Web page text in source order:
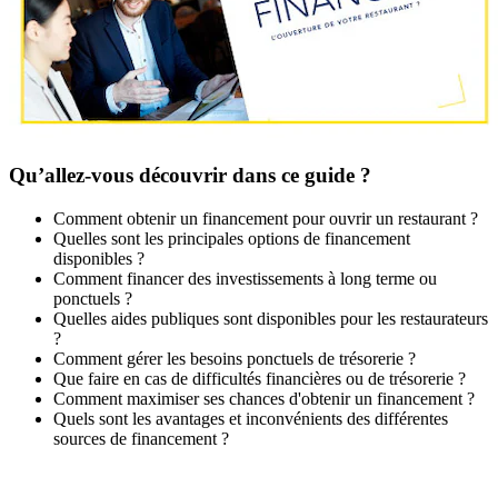
Qu’allez-vous découvrir dans ce guide ?
Comment obtenir un financement pour ouvrir un restaurant ?
Quelles sont les principales options de financement
disponibles ?
Comment financer des investissements à long terme ou
ponctuels ?
Quelles aides publiques sont disponibles pour les restaurateurs
?
Comment gérer les besoins ponctuels de trésorerie ?
Que faire en cas de difficultés financières ou de trésorerie ?
Comment maximiser ses chances d'obtenir un financement ?
Quels sont les avantages et inconvénients des différentes
sources de financement ?